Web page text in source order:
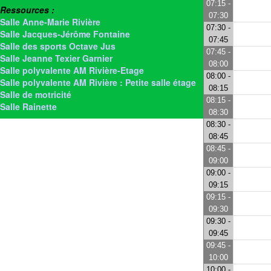
Ressources :
Salle Anne-Marie Rivière
Salle Jacques-Jérôme Fontaine
Salle des sports Octave Jus
Salle Jeanne Texier Garnier
Salle polyvalente AM Rivière-Etage
Salle polyvalente AM Rivière : Petite salle étage
Salle de motricité
Salle Rainette
07:15 -
07:30
07:30 -
07:45
07:45 -
08:00
08:00 -
08:15
08:15 -
08:30
08:30 -
08:45
08:45 -
09:00
09:00 -
09:15
09:15 -
09:30
09:30 -
09:45
09:45 -
10:00